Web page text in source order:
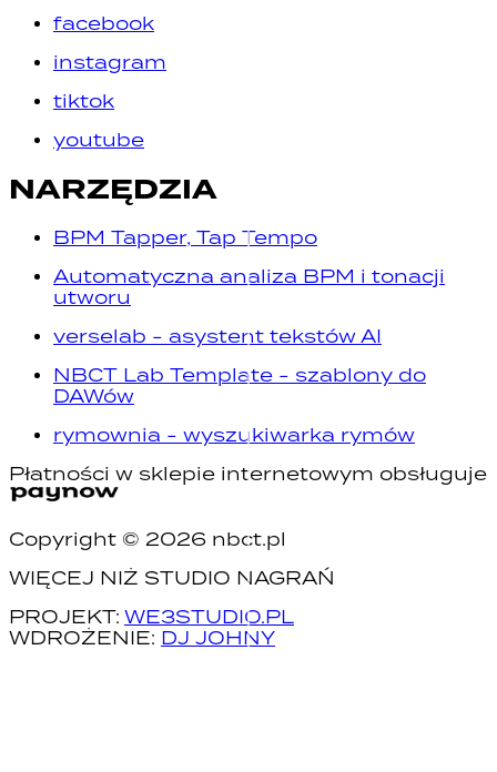
facebook
instagram
tiktok
youtube
NARZĘDZIA
BPM Tapper, Tap Tempo
Automatyczna analiza BPM i tonacji
utworu
verselab - asystent tekstów AI
NBCT Lab Template - szablony do
DAWów
rymownia - wyszukiwarka rymów
Płatności w sklepie internetowym obsługuje
Copyright © 2026 nbct.pl
WIĘCEJ NIŻ STUDIO NAGRAŃ
PROJEKT: WE3STUDIO.PL
WDROŻENIE: DJ JOHNY